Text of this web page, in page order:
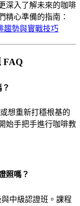
深入了解未來的咖啡
精心準備的指南：
趨勢與實戰技巧
FAQ
想重新打穩根基的
始手把手進行咖啡教
照嗎？
與中級認證班。課程